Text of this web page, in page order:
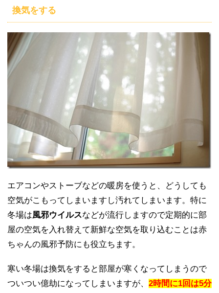
換気をする
エアコンやストーブなどの暖房を使うと、どうしても
空気がこもってしまいますし汚れてしまいます。特に
冬場は風邪ウイルスなどが流行しますので定期的に部
屋の空気を入れ替えて新鮮な空気を取り込むことは赤
ちゃんの風邪予防にも役立ちます。
寒い冬場は換気をすると部屋が寒くなってしまうので
ついつい億劫になってしまいますが、 2時間に1回は5分